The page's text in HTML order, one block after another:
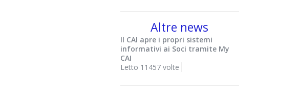
Altre news
Il CAI apre i propri sistemi
informativi ai Soci tramite My
CAI
Letto 11457 volte